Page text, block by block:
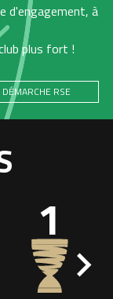
d'engagement, à
plus fort !
RSE
1